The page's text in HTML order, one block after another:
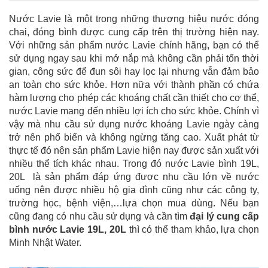
Nước Lavie là một trong những thương hiệu nước đóng
chai, đóng bình được cung cấp trên thị trường hiện nay.
Với những sản phẩm nước Lavie chính hãng, bạn có thể
sử dụng ngay sau khi mở nắp mà không cần phải tốn thời
gian, công sức để đun sôi hay lọc lại nhưng vẫn đảm bảo
an toàn cho sức khỏe. Hơn nữa với thành phần có chứa
hàm lượng cho phép các khoáng chất cần thiết cho cơ thể,
nước Lavie mang đến nhiều lợi ích cho sức khỏe. Chính vì
vậy mà nhu cầu sử dụng nước khoáng Lavie ngày càng
trở nên phổ biến và không ngừng tăng cao. Xuất phát từ
thực tế đó nên sản phẩm Lavie hiện nay được sản xuất với
nhiều thể tích khác nhau. Trong đó nước Lavie bình 19L,
20L là sản phẩm đáp ứng được nhu cầu lớn về nước
uống nên được nhiều hộ gia đình cũng như các công ty,
trường học, bệnh viện,…lựa chọn mua dùng. Nếu bạn
cũng đang có nhu cầu sử dụng và cần tìmđại lý cung cấp
bình nước Lavie 19L, 20Lthì có thể tham khảo, lựa chọn
Minh Nhật Water.